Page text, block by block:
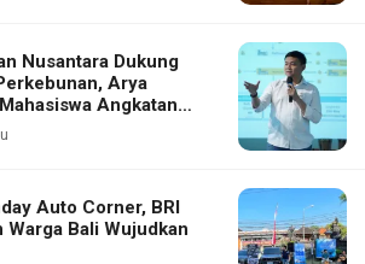
Nusantara Dukung
Arya
Angkatan
Auto Corner, BRI
Warga Bali Wujudkan